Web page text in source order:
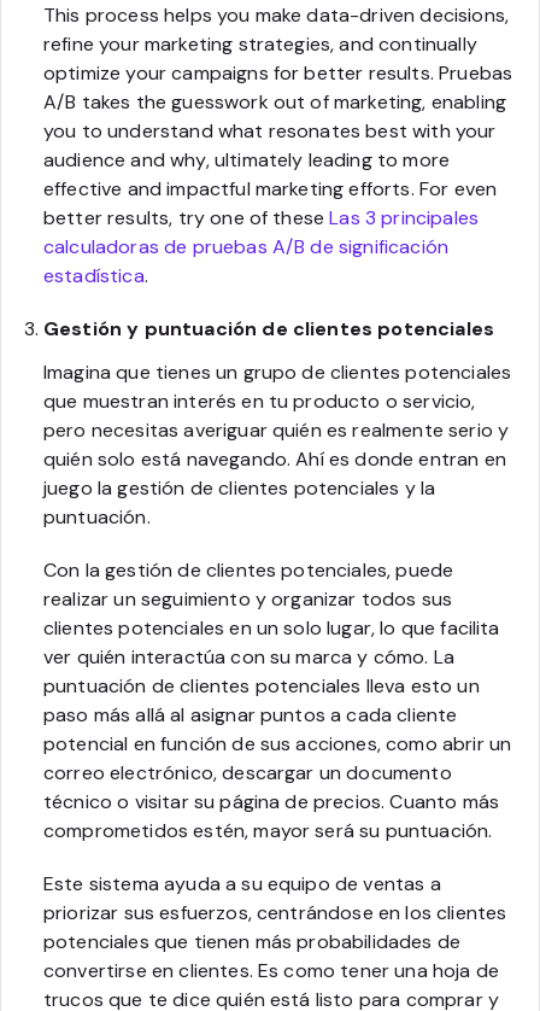
This process helps you make data-driven decisions,
refine your marketing strategies, and continually
optimize your campaigns for better results. Pruebas
A/B takes the guesswork out of marketing, enabling
you to understand what resonates best with your
audience and why, ultimately leading to more
effective and impactful marketing efforts. For even
better results, try one of theseLas 3 principales
calculadoras de pruebas A/B de significación
estadística.
Gestión y puntuación de clientes potenciales
Imagina que tienes un grupo de clientes potenciales
que muestran interés en tu producto o servicio,
pero necesitas averiguar quién es realmente serio y
quién solo está navegando. Ahí es donde entran en
juego la gestión de clientes potenciales y la
puntuación.
Con la gestión de clientes potenciales, puede
realizar un seguimiento y organizar todos sus
clientes potenciales en un solo lugar, lo que facilita
ver quién interactúa con su marca y cómo. La
puntuación de clientes potenciales lleva esto un
paso más allá al asignar puntos a cada cliente
potencial en función de sus acciones, como abrir un
correo electrónico, descargar un documento
técnico o visitar su página de precios. Cuanto más
comprometidos estén, mayor será su puntuación.
Este sistema ayuda a su equipo de ventas a
priorizar sus esfuerzos, centrándose en los clientes
potenciales que tienen más probabilidades de
convertirse en clientes. Es como tener una hoja de
trucos que te dice quién está listo para comprar y